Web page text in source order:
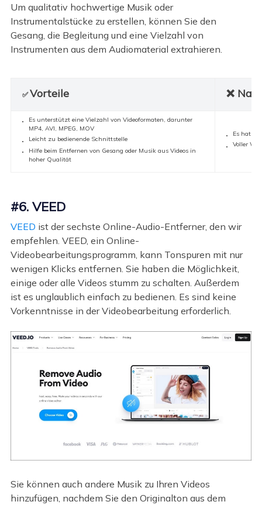
Um qualitativ hochwertige Musik oder
Instrumentalstücke zu erstellen, können Sie den
Gesang, die Begleitung und eine Vielzahl von
Instrumenten aus dem Audiomaterial extrahieren.
✅Vorteile ❌
Es unterstützt eine Vielzahl von Videoformaten, darunter
MP4, AVI, MPEG, MOV
Leicht zu bedienende Schnittstelle
Hilfe beim Entfernen von Gesang oder Musik aus Videos in
hoher Qualität
Es hat
Voller
#6. VEED
VEED ist der sechste Online-Audio-Entferner, den wir
empfehlen. VEED, ein Online-
Videobearbeitungsprogramm, kann Tonspuren mit nur
wenigen Klicks entfernen. Sie haben die Möglichkeit,
einige oder alle Videos stumm zu schalten. Außerdem
ist es unglaublich einfach zu bedienen. Es sind keine
Vorkenntnisse in der Videobearbeitung erforderlich.
Sie können auch andere Musik zu Ihren Videos
hinzufügen, nachdem Sie den Originalton aus dem